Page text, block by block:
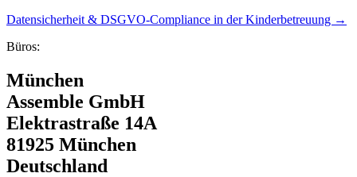
Datensicherheit & DSGVO-Compliance in der Kinderbetreuung →
Büros:
München
Assemble GmbH
Elektrastraße 14A
81925 München
Deutschland